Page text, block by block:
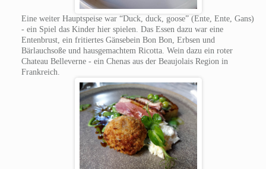
Eine weiter Hauptspeise war “Duck, duck, goose” (Ente, Ente, Gans)
- ein Spiel das Kinder hier spielen. Das Essen dazu war eine
Entenbrust, ein fritiertes Gänsebein Bon Bon, Erbsen und
Bärlauchsoße und hausgemachtem Ricotta. Wein dazu ein roter
Chateau Belleverne - ein Chenas aus der Beaujolais Region in
Frankreich.